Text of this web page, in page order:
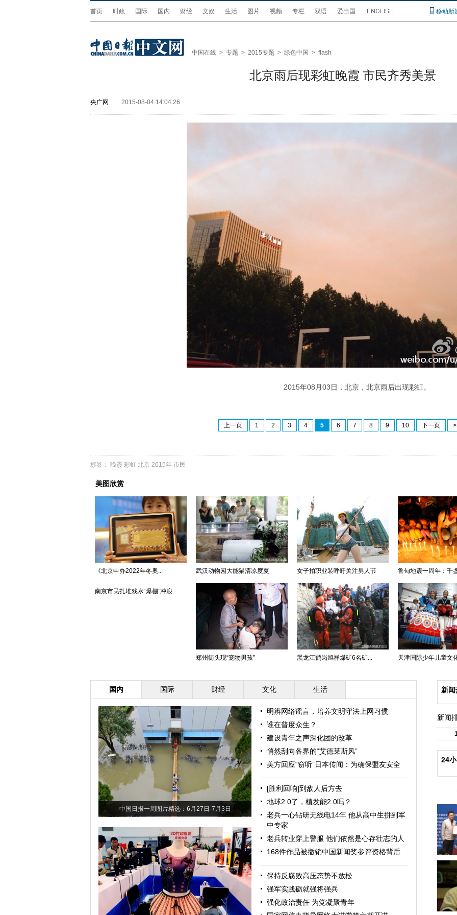
首页 时政 国际 国内 财经 文娱 生活 图片 视频 专栏 双语 爱出国 移动新
中国在线 > 专题 > 2015专题 > 绿色中国 > flash
北京雨后现彩虹晚霞 市民齐秀美景
央广网 2015-08-04 14:04:26
2015年08月03日，北京，北京雨后出现彩虹。
上一页 1 2 3 4 5 6 7 8 9 10 下一页
标签： 晚霞 彩虹 北京 2015年 市民
美图欣赏
《北京申办2022年冬奥... 武汉动物园大能猫清凉度夏 女子拍职业装呼吁关注男人节 鲁甸地震一周年：千
南京市民扎堆戏水“爆棚”冲浪
郑州街头现“宠物男孩” 黑龙江鹤岗旭祥煤矿6名矿... 天津国际少年儿童文
国内 国际 财经 文化 生活
中国日报一周图片精选：6月27日-7月3日
明辨网络谣言，培养文明守法上网习惯
谁在普度众生？
建设青年之声深化团的改革
悄然刮向各界的“艾德莱斯风”
美方回应“窃听”日本传闻：为确保盟友安全
[胜利回响]到敌人后方去
地球2.0了，植发能2.0吗？
老兵一心钻研无线电14年 他从高中生拼到军
中专家
老兵转业穿上警服 他们依然是心存壮志的人
168件作品被撤销中国新闻奖参评资格背后
保持反腐败高压态势不放松
强军实践砺就强将强兵
强化政治责任 为党凝聚青年
新
新闻
24